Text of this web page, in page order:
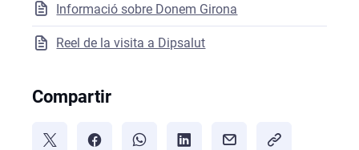
Informació sobre Donem Girona
Reel de la visita a Dipsalut
Compartir